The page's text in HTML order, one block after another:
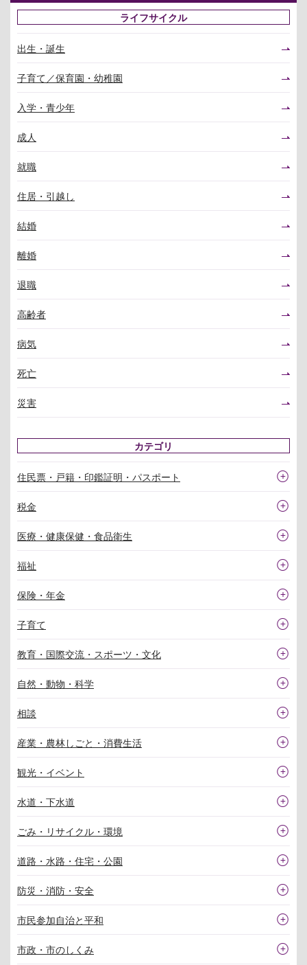
ライフサイクル
出生・誕生
子育て／保育園・幼稚園
入学・青少年
成人
就職
住居・引越し
結婚
離婚
退職
高齢者
病気
死亡
災害
カテゴリ
住民票・戸籍・印鑑証明・パスポート
税金
医療・健康保健・食品衛生
福祉
保険・年金
子育て
教育・国際交流・スポーツ・文化
自然・動物・科学
相談
産業・農林しごと・消費生活
観光・イベント
水道・下水道
ごみ・リサイクル・環境
道路・水路・住宅・公園
防災・消防・安全
市民参加自治と平和
市政・市のしくみ